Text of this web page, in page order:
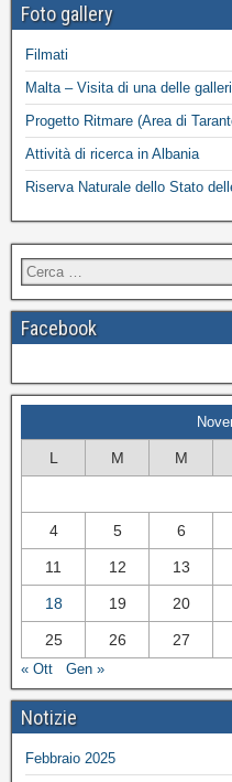
Foto gallery
Filmati
Malta – Visita di una delle
Progetto Ritmare (Area di
Attività di ricerca in Albania
Riserva Naturale dello Stato
Facebook
L M M
4 5 6
11 12 13
18 19 20
25 26 27
« Ott Gen »
Notizie
Febbraio 2025